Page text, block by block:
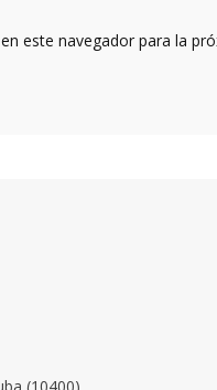
este navegador para la
(10400)